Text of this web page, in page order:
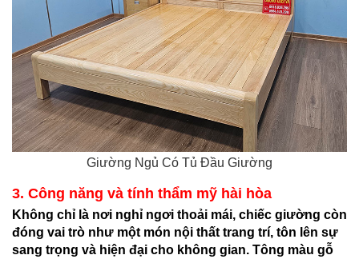
Giường Ngủ Có Tủ Đầu Giường
3. Công năng và tính thẩm mỹ hài hòa
Không chỉ là nơi nghỉ ngơi thoải mái, chiếc giường còn
đóng vai trò như một món nội thất trang trí, tôn lên sự
sang trọng và hiện đại cho không gian. Tông màu gỗ